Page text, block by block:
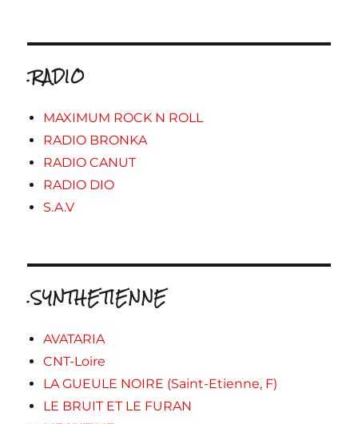
.RADIO
MAXIMUM ROCK N ROLL
RADIO BRONKA
RADIO CANUT
RADIO DIO
S.A.V
.SYNTHETIENNE
AVATARIA
CNT-Loire
LA GUEULE NOIRE (Saint-Etienne, F)
LE BRUIT ET LE FURAN